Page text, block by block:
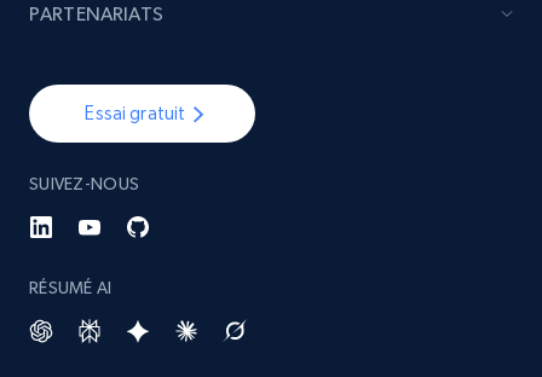
Essai gratuit
SUIVEZ-NOUS
RÉSUMÉ AI
PARTENARIATS